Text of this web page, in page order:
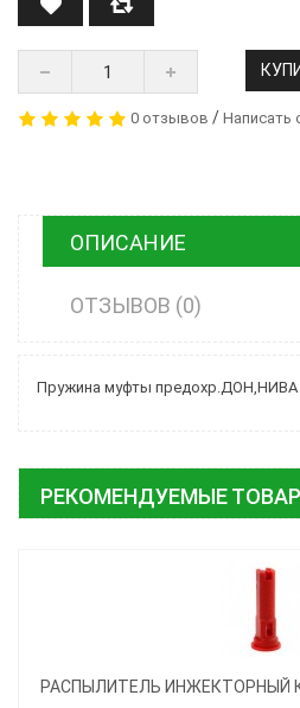
0 отзывов / Написать
ОПИСАНИЕ
ОТЗЫВОВ (0)
Пружина муфты предохр.ДОН,НИВА
РЕКОМЕНДУЕМЫЕ
РАСПЫЛИТЕЛЬ ИНЖЕКТОРНЫЙ